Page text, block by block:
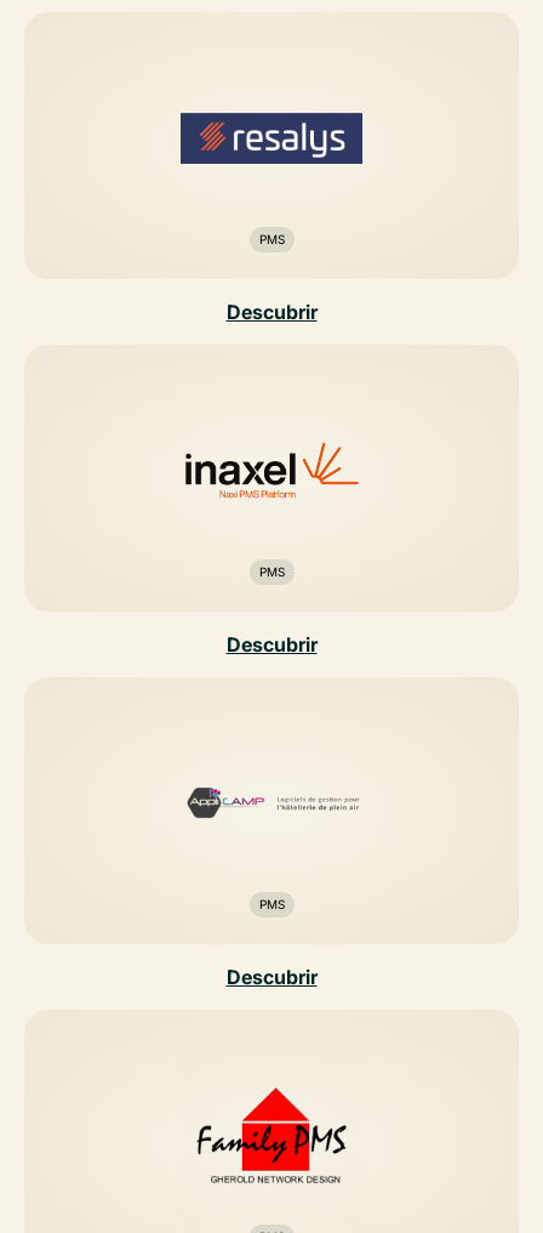
PMS
Descubrir
PMS
Descubrir
PMS
Descubrir